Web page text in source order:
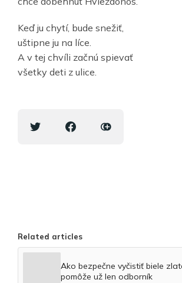
Keď ju chytí, bude snežiť,
uštipne ju na líce.
A v tej chvíli začnú spievať
všetky deti z ulice.
Related articles
Ako bezpečne vyčistiť biele
pomôže už len odborník